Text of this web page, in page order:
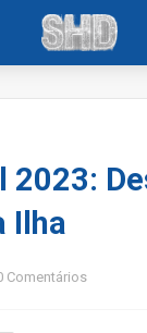
2023:
Ilha
Comentários